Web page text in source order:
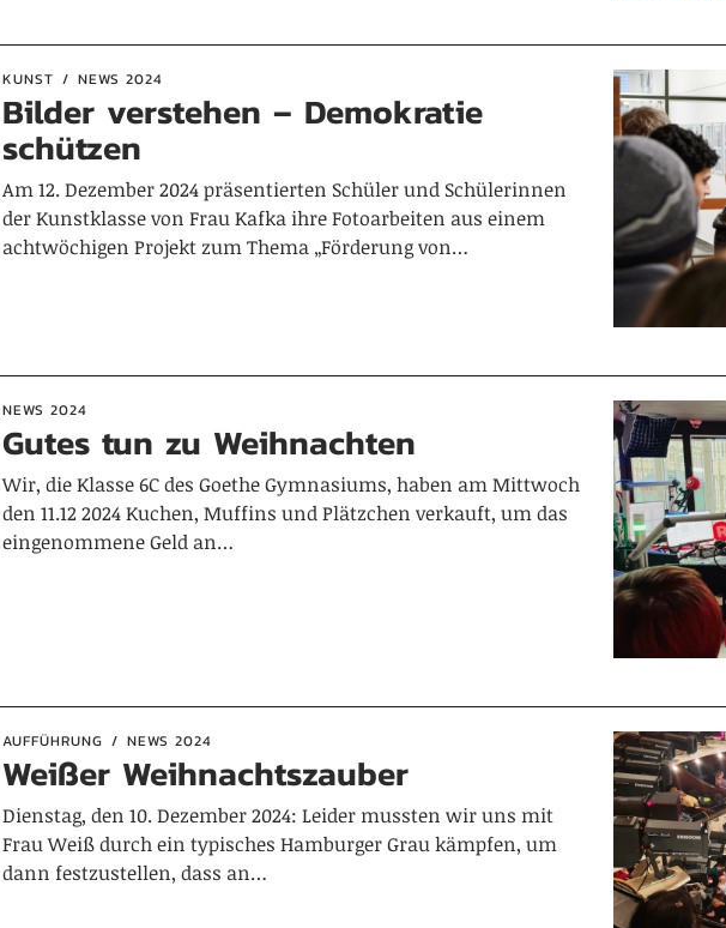
KUNST NEWS 2024
Bilder verstehen – Demokratie
schützen
Am 12. Dezember 2024 präsentierten Schüler und Schülerinnen
der Kunstklasse von Frau Kafka ihre Fotoarbeiten aus einem
achtwöchigen Projekt zum Thema „Förderung von…
NEWS 2024
Gutes tun zu Weihnachten
Wir, die Klasse 6C des Goethe Gymnasiums, haben am Mittwoch
den 11.12 2024 Kuchen, Muffins und Plätzchen verkauft, um das
eingenommene Geld an…
AUFFÜHRUNG NEWS 2024
Weißer Weihnachtszauber
Dienstag, den 10. Dezember 2024: Leider mussten wir uns mit
Frau Weiß durch ein typisches Hamburger Grau kämpfen, um
dann festzustellen, dass an…